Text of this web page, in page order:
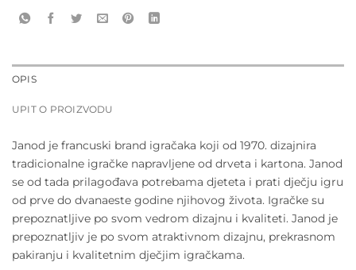
OPIS
UPIT O PROIZVODU
Janod je francuski brand igračaka koji od 1970. dizajnira
tradicionalne igračke napravljene od drveta i kartona. Janod
se od tada prilagođava potrebama djeteta i prati dječju igru
od prve do dvanaeste godine njihovog života. Igračke su
prepoznatljive po svom vedrom dizajnu i kvaliteti. Janod je
prepoznatljiv je po svom atraktivnom dizajnu, prekrasnom
pakiranju i kvalitetnim dječjim igračkama.